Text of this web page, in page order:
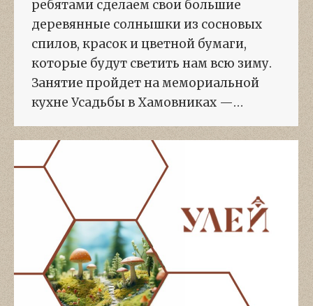
ребятами сделаем свои большие
деревянные солнышки из сосновых
спилов, красок и цветной бумаги,
которые будут светить нам всю зиму.
Занятие пройдет на мемориальной
кухне Усадьбы в Хамовниках —…